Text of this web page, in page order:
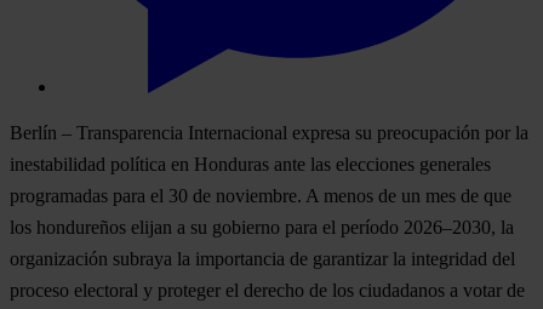
Berlín – Transparencia Internacional expresa su preocupación por la
inestabilidad política en Honduras ante las elecciones generales
programadas para el 30 de noviembre. A menos de un mes de que
los hondureños elijan a su gobierno para el período 2026–2030, la
organización subraya la importancia de garantizar la integridad del
proceso electoral y proteger el derecho de los ciudadanos a votar de